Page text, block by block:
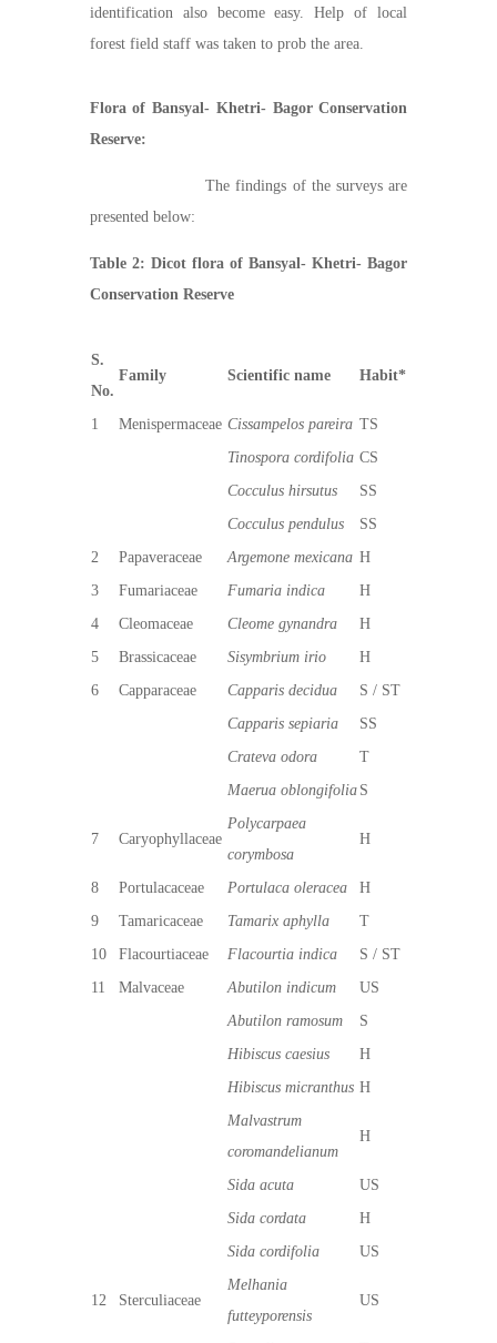
identification also become easy. Help of local
forest field staff was taken to prob the area.
Flora of Bansyal- Khetri- Bagor Conservation
Reserve:
The findings of the surveys are
presented below:
Table 2: Dicot flora of Bansyal- Khetri- Bagor
Conservation Reserve
S.
No.
Family Scientific name Habit*
1 Menispermaceae Cissampelos pareira TS
Tinospora cordifolia CS
Cocculus hirsutus
SS
Cocculus pendulus
SS
2
Papaveraceae Argemone mexicana H
3
Fumariaceae Fumaria indica
H
4
Cleomaceae Cleome gynandra
H
5
Brassicaceae Sisymbrium irio
H
6
Capparaceae Capparis decidua
S / ST
Capparis sepiaria
SS
Crateva odora
T
Maerua oblongifolia S
7 Caryophyllaceae
Polycarpaea
corymbosa
H
8 Portulacaceae Portulaca oleracea
H
9
Tamaricaceae Tamarix aphylla
T
10
Flacourtiaceae Flacourtia indica
S / ST
11
Malvaceae Abutilon indicum
US
Abutilon ramosum
S
Hibiscus caesius
H
Hibiscus micranthus H
Malvastrum
coromandelianum
H
Sida acuta
US
Sida cordata
H
Sida cordifolia
US
12 Sterculiaceae
Melhania
futteyporensis
US